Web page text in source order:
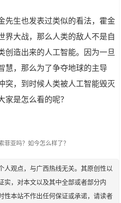
先生也发表过类似的看法，霍金
界大战，那么人类的敌人不是自
创造出来的人工智能。因为一旦
慧，那么为了争夺地球的主导
突，到时候人类被人工智能毁灭
家是怎么看的呢？
人观点，与广西热线无关。其原创性以
实，对本文以及其中全部或者部分内
性本站不作出任何保证或承诺，请读者